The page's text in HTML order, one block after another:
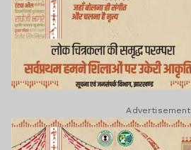
Advertisement